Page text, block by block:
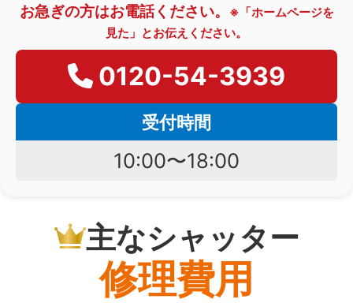
お急ぎの方はお電話ください。
※「ホームページを
見た」とお伝えください。
0120-54-3939
受付時間
10:00〜18:00
主なシャッター
修理費用